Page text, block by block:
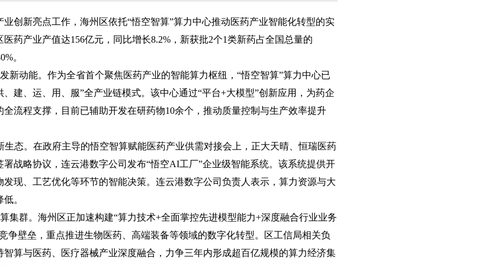
创新亮点工作，海州区依托“悟空智算”算力中心推动医药产业智能化转型的实
药产业产值达156亿元，同比增长8.2%，新获批2个1类新药占全国总量的
。
新动能。作为全省首个聚焦医药产业的智能算力枢纽，“悟空智算”算力中心已
、建、运、用、服”全产业链模式。该中心通过“平台+大模型”创新应用，为药企
流程支撑，目前已辅助开发在研药物10余个，推动质量控制与生产效率提升
态。在政府主导的悟空智算赋能医药产业供需对接会上，正大天晴、恒瑞医药
战略协议，连云港数字公司发布“悟空AI工厂”企业级智能系统。该系统提供开
现、工艺优化等环节的智能决策。连云港数字公司负责人表示，算力资源与大
。
集群。海州区正加速构建“算力技术+全面掌控先进模型能力+深度融合行业业务
争壁垒，重点推进生物医药、高端装备等领域的数字化转型。区工信局相关负
算与医药、医疗器械产业深度融合，力争三年内形成超百亿规模的算力经济集